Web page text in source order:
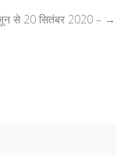
g e
से 20 सितंबर 2020 – →